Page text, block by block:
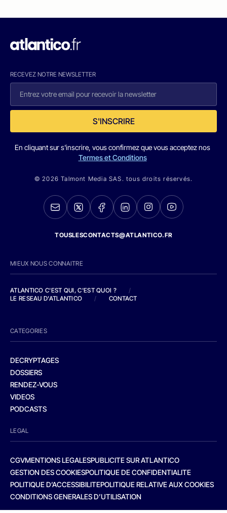
RECEVEZ NOTRE NEWSLETTER
S'INSCRIRE
En cliquant sur s'inscrire, vous confirmez que vous acceptez nos
Termes et Conditions
© 2026 Talmont Media SAS. tous droits réservés.
TOUSLESCONTACTS@ATLANTICO.FR
MIEUX NOUS CONNAITRE
ATLANTICO C'EST QUI, C'EST QUOI ?
/
LE RESEAU D'ATLANTICO
/ CONTACT
CATEGORIES
DECRYPTAGES
DOSSIERS
RENDEZ-VOUS
VIDEOS
PODCASTS
LEGAL
CGVMENTIONS LEGALESPUBLICITE SUR ATLANTICO
GESTION DES COOKIESPOLITIQUE DE CONFIDENTIALITE
POLITIQUE D’ACCESSIBILITEPOLITIQUE RELATIVE AUX COOKIES
CONDITIONS GENERALES D’UTILISATION